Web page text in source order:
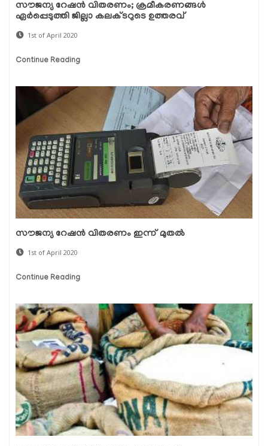
സൗജന്യ റേഷന്‍ വിതരണം; ക്രമീകരണങ്ങള്‍
ഏര്‍പ്പെടുത്തി ജില്ലാ കലക്ടറുടെ ഉത്തരവ്
1st of April 2020
Continue Reading
സൗജന്യ റേഷന്‍ വിതരണം ഇന്ന് മുതല്‍
1st of April 2020
Continue Reading